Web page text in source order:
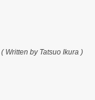
( Written by Tatsuo Ikura )